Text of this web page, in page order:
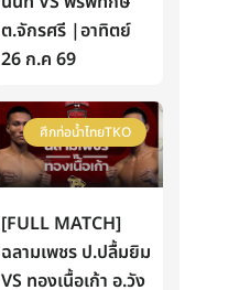
ต.จักรศรี |อาทิตย์
26 ก.ค 69
ศึกท่อน้ำไทยTKO
[FULL MATCH]
ฉลามเพชร ป.ปลื้มยิม
VS ทองเนื้อเก้า อ.วัง